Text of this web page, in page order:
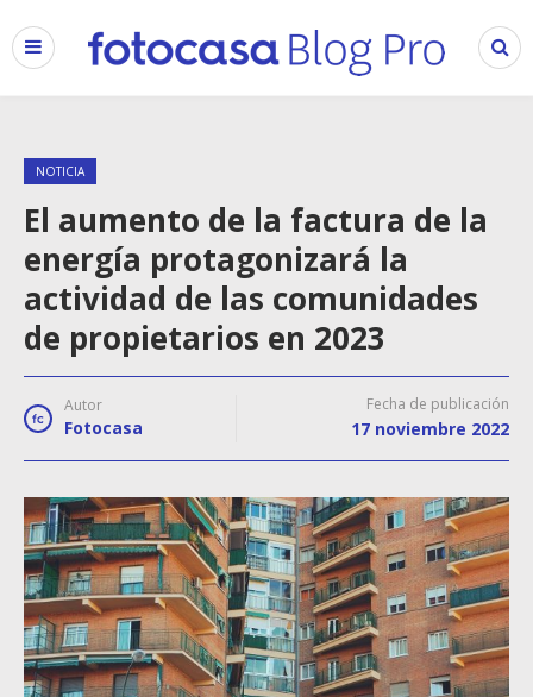
NOTICIA
El aumento de la factura de la
energía protagonizará la
actividad de las comunidades
de propietarios en 2023
Autor
Fotocasa
Fecha de publicación
17 noviembre 2022